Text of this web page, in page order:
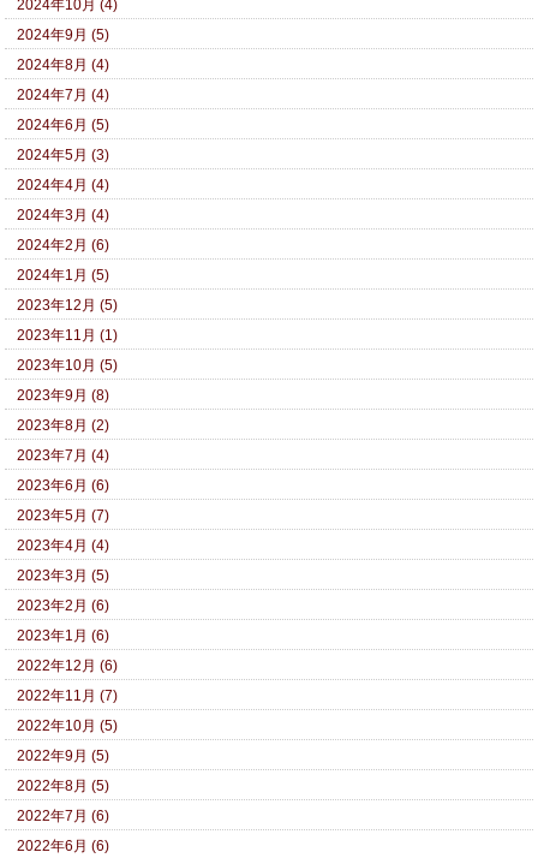
2024年10月 (4)
2024年9月 (5)
2024年8月 (4)
2024年7月 (4)
2024年6月 (5)
2024年5月 (3)
2024年4月 (4)
2024年3月 (4)
2024年2月 (6)
2024年1月 (5)
2023年12月 (5)
2023年11月 (1)
2023年10月 (5)
2023年9月 (8)
2023年8月 (2)
2023年7月 (4)
2023年6月 (6)
2023年5月 (7)
2023年4月 (4)
2023年3月 (5)
2023年2月 (6)
2023年1月 (6)
2022年12月 (6)
2022年11月 (7)
2022年10月 (5)
2022年9月 (5)
2022年8月 (5)
2022年7月 (6)
2022年6月 (6)